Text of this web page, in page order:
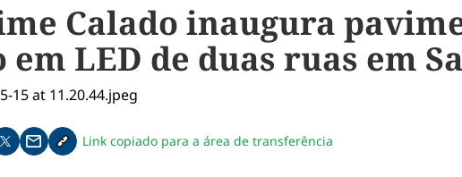
Calado inaugura
LED de duas ruas em
pelo whatsapp
no facebook
Compartilhar no twitter
Compartilhe pelo email
Copiar link da notícia
Link copiado para a área de transferência